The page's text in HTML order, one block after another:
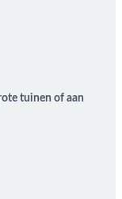
tuinen of aan